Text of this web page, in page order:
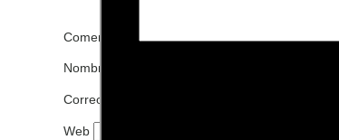
Comentario
Nombre
Correo electrónico
Web